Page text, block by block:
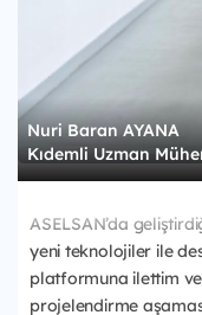
Nuri Baran AYANA
Kıdemli Uzman
ASELSAN’da
yeni teknolojiler ile
platformuna ilettim
projelendirme